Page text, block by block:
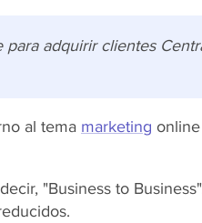
adquirir clientes
al tema marketing
"Business to